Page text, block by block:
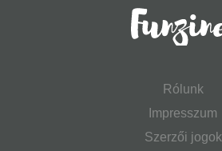
Rólunk
Impresszum
Szerzői jogok